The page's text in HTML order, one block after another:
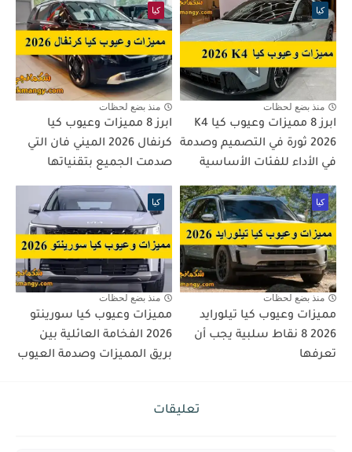
كيا
منذ بضع لحظات
ابرز 8 مميزات وعيوب كيا K4
2026 ثورة في التصميم وصدمة
في الأداء للفئات الأساسية
كيا
منذ بضع لحظات
ابرز 8 مميزات وعيوب كيا
كرنفال 2026 الميني فان التي
صدمت الجميع بتقنياتها
كيا
منذ بضع لحظات
مميزات وعيوب كيا تيلورايد
2026 8 نقاط سلبية يجب أن
تعرفها
كيا
منذ بضع لحظات
مميزات وعيوب كيا سورينتو
2026 الفخامة العائلية بين
بريق المميزات وصدمة العيوب
تعليقات